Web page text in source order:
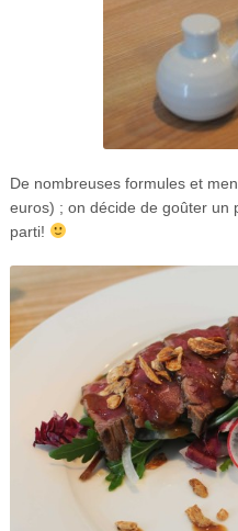
De nombreuses formules et
euros) ; on décide de goûter un
parti!